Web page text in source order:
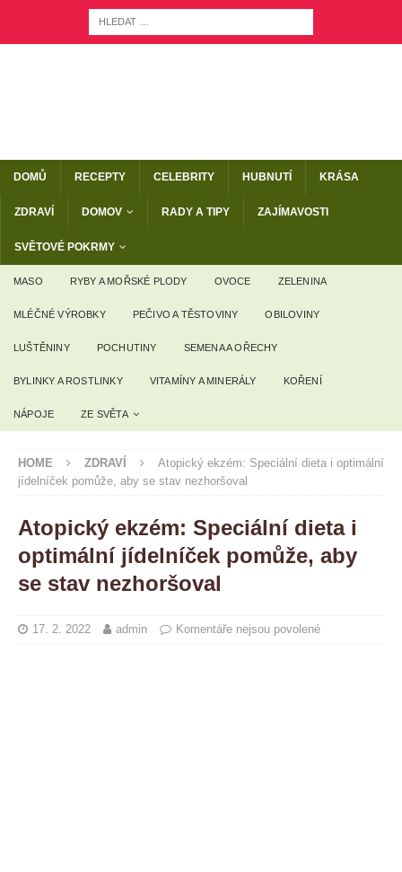
DOMŮ RECEPTY CELEBRITY HUBNUTÍ KRÁSA
ZDRAVÍ DOMOV RADY A TIPY ZAJÍMAVOSTI
SVĚTOVÉ POKRMY
MASO RYBY A MOŘSKÉ PLODY OVOCE ZELENINA
MLÉČNÉ VÝROBKY PEČIVO A TĚSTOVINY OBILOVINY
LUŠTĚNINY POCHUTINY SEMENA A OŘECHY
BYLINKY A ROSTLINKY VITAMÍNY A MINERÁLY KOŘENÍ
NÁPOJE ZE SVĚTA
HOME ZDRAVÍ
Atopický ekzém: Speciální dieta i optimální
jídelníček pomůže, aby se stav nezhoršoval
Atopický ekzém: Speciální dieta i
optimální jídelníček pomůže, aby
se stav nezhoršoval
17. 2. 2022 admin Komentáře nejsou povolené